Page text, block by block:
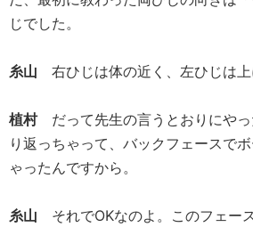
じでした。
糸山 右ひじは体の近く、左ひじは上
植村だって先生の言うとおりにやっ
り返っちゃって、バックフェースで
ゃったんですから。
糸山 それでOKなのよ。このフェー